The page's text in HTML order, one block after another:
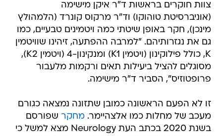
צוות חוקרים בראשות ד"ר איקן מישימה
(אוניברסיטת טוהוקו) וד"ר מרקוס קונרד (הלמהולץ
מינכן), חקר באופן שיטתי כמה ויטמינים טבעיים, כמו
גם את נגזרותיהם. "למרבה ההפתעה, זיהינו שוויטמין
K, כולל פילוקינון (ויטמין K1) ומנקינון-4 (ויטמין K2),
מסוגלים להציל ביעילות תאים ורקמות מלעבור
פרופטוזיס", הסביר ד"ר מישימה.
זו לא הפעם הראשונה כמובן שתזונה נמצאה כגורם
מעכב של מחלות כמו אלצהיימר.מחקר שפורסם
בשנת 2020 בכתב העת Neurology מצא למשל כי